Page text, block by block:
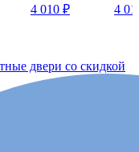
4 010 ₽
4
двери со скидкой